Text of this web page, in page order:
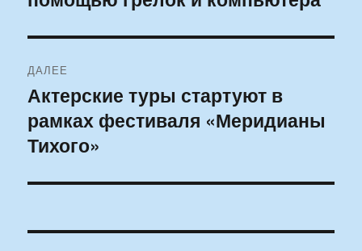
ДАЛЕЕ
Следующая
запись:
Актерские туры стартуют в
рамках фестиваля «Меридианы
Тихого»